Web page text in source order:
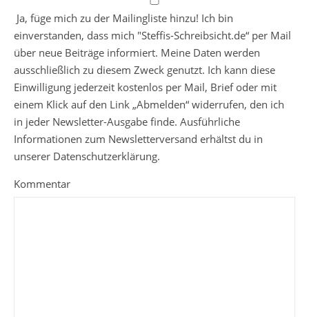
Ja, füge mich zu der Mailingliste hinzu! Ich bin
einverstanden, dass mich "Steffis-Schreibsicht.de“ per Mail
über neue Beiträge informiert. Meine Daten werden
ausschließlich zu diesem Zweck genutzt. Ich kann diese
Einwilligung jederzeit kostenlos per Mail, Brief oder mit
einem Klick auf den Link „Abmelden“ widerrufen, den ich
in jeder Newsletter-Ausgabe finde. Ausführliche
Informationen zum Newsletterversand erhältst du in
unserer Datenschutzerklärung.
Kommentar